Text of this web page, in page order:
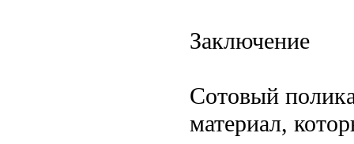
Заключение
Сотовый
материал,